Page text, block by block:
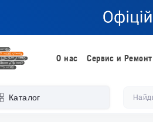
О нас Сервис и Ремонт
Каталог